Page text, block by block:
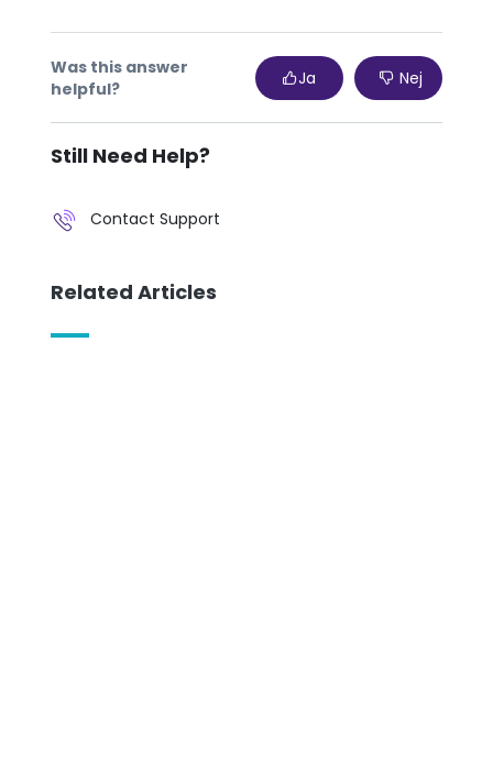
Was this answer
helpful?
Ja Nej
Still Need Help?
Contact Support
Related Articles